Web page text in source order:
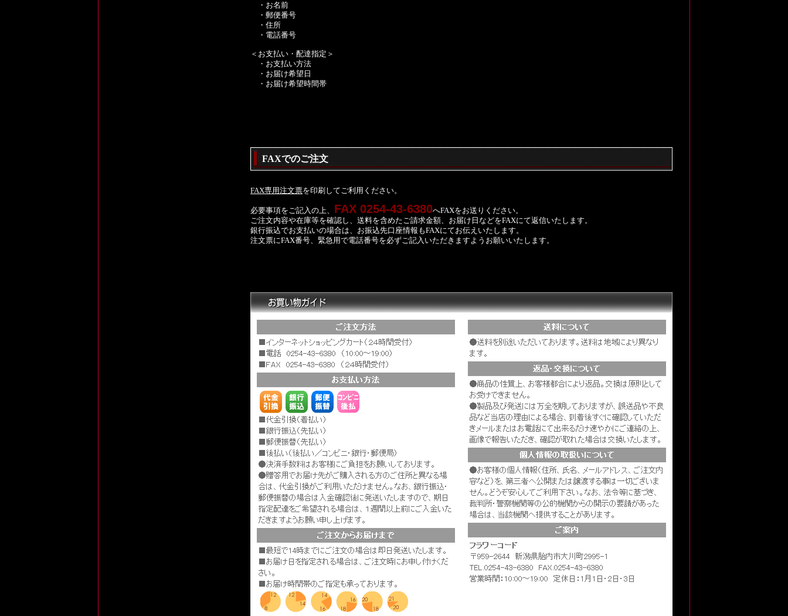
・お名前
・郵便番号
・住所
・電話番号
＜お支払い・配達指定＞
・お支払い方法
・お届け希望日
・お届け希望時間帯
FAXでのご注文
FAX専用注文票を印刷してご利用ください。
必要事項をご記入の上、 FAX 0254-43-6380へFAXをお送りください。
ご注文内容や在庫等を確認し、送料を含めたご請求金額、お届け日などをFAXにて返信いたします。
銀行振込でお支払いの場合は、お振込先口座情報もFAXにてお伝えいたします。
注文票にFAX番号、緊急用で電話番号を必ずご記入いただきますようお願いいたします。